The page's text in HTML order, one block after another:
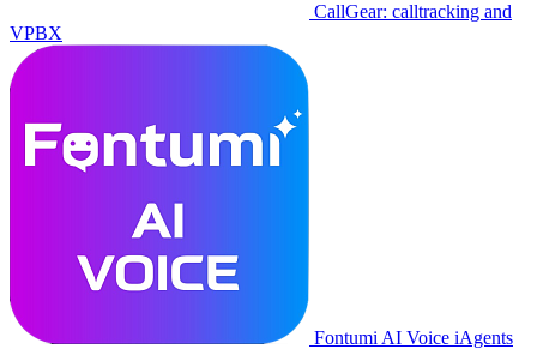
CallGear: calltracking and
VPBX
Fontumi AI Voice iAgents